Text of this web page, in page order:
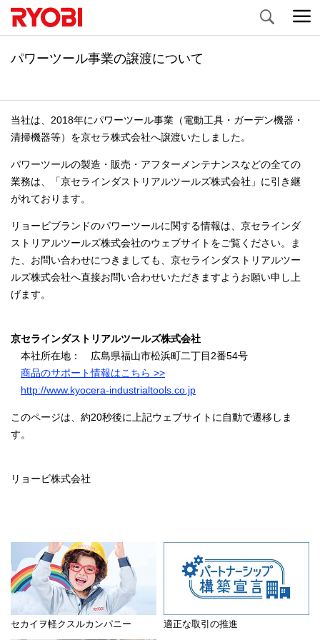
Search
パワーツール事業の譲渡について
当社は、2018年にパワーツール事業（電動工具・ガーデン機器・
清掃機器等）を京セラ株式会社へ譲渡いたしました。
パワーツールの製造・販売・アフターメンテナンスなどの全ての
業務は、「京セラインダストリアルツールズ株式会社」に引き継
がれております。
リョービブランドのパワーツールに関する情報は、京セラインダ
ストリアルツールズ株式会社のウェブサイトをご覧ください。ま
た、お問い合わせにつきましても、京セラインダストリアルツー
ルズ株式会社へ直接お問い合わせいただきますようお願い申し上
げます。
京セラインダストリアルツールズ株式会社
本社所在地： 広島県福山市松浜町二丁目2番54号
商品のサポート情報はこちら >>
http://www.kyocera-industrialtools.co.jp
このページは、約20秒後に上記ウェブサイトに自動で遷移しま
す。
リョービ株式会社
セカイヲ軽クスルカンパニー 適正な取引の推進